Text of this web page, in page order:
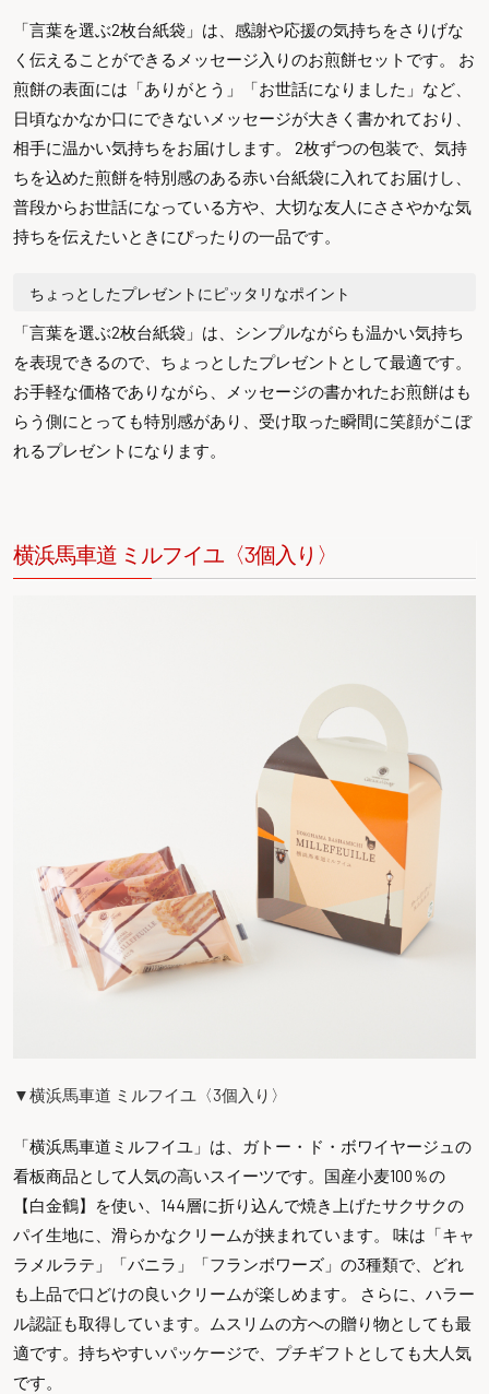
「言葉を選ぶ2枚台紙袋」は、感謝や応援の気持ちをさりげな
く伝えることができるメッセージ入りのお煎餅セットです。 お
煎餅の表面には「ありがとう」「お世話になりました」など、
日頃なかなか口にできないメッセージが大きく書かれており、
相手に温かい気持ちをお届けします。 2枚ずつの包装で、気持
ちを込めた煎餅を特別感のある赤い台紙袋に入れてお届けし、
普段からお世話になっている方や、大切な友人にささやかな気
持ちを伝えたいときにぴったりの一品です。
ちょっとしたプレゼントにピッタリなポイント
「言葉を選ぶ2枚台紙袋」は、シンプルながらも温かい気持ち
を表現できるので、ちょっとしたプレゼントとして最適です。
お手軽な価格でありながら、メッセージの書かれたお煎餅はも
らう側にとっても特別感があり、受け取った瞬間に笑顔がこぼ
れるプレゼントになります。
横浜馬車道 ミルフイユ〈3個入り〉
▼横浜馬車道 ミルフイユ〈3個入り〉
「横浜馬車道ミルフイユ」は、ガトー・ド・ボワイヤージュの
看板商品として人気の高いスイーツです。国産小麦100％の
【白金鶴】を使い、144層に折り込んで焼き上げたサクサクの
パイ生地に、滑らかなクリームが挟まれています。 味は「キャ
ラメルラテ」「バニラ」「フランボワーズ」の3種類で、どれ
も上品で口どけの良いクリームが楽しめます。 さらに、ハラー
ル認証も取得しています。ムスリムの方への贈り物としても最
適です。持ちやすいパッケージで、プチギフトとしても大人気
です。